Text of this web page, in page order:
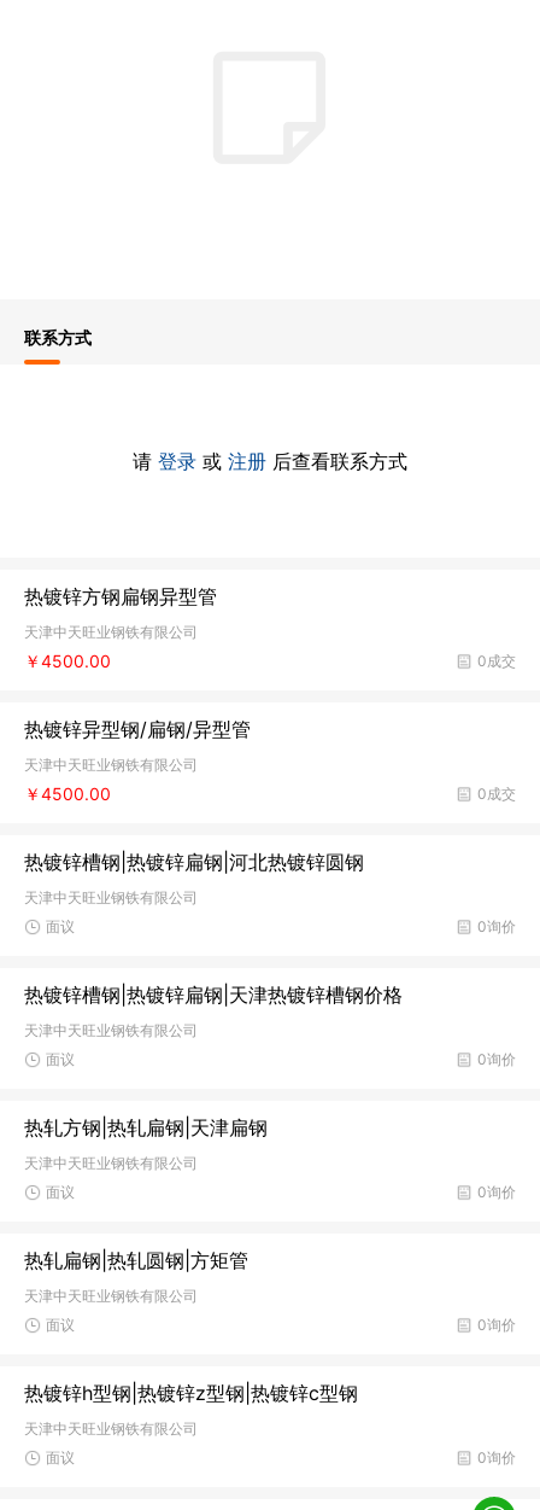
联系方式
请 登录 或 注册 后查看联系方式
热镀锌方钢扁钢异型管
天津中天旺业钢铁有限公司
0成交
￥4500.00
热镀锌异型钢/扁钢/异型管
天津中天旺业钢铁有限公司
0成交
￥4500.00
热镀锌槽钢|热镀锌扁钢|河北热镀锌圆钢
天津中天旺业钢铁有限公司
0询价
面议
热镀锌槽钢|热镀锌扁钢|天津热镀锌槽钢价格
天津中天旺业钢铁有限公司
0询价
面议
热轧方钢|热轧扁钢|天津扁钢
天津中天旺业钢铁有限公司
0询价
面议
热轧扁钢|热轧圆钢|方矩管
天津中天旺业钢铁有限公司
0询价
面议
热镀锌h型钢|热镀锌z型钢|热镀锌c型钢
天津中天旺业钢铁有限公司
0询价
面议